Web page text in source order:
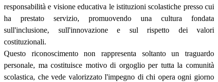
responsabilità e visione educativa le istituzioni scolastiche presso cui
ha prestato servizio, promuovendo una cultura fondata
sull'inclusione, sull'innovazione e sul rispetto dei valori
costituzionali.
Questo riconoscimento non rappresenta soltanto un traguardo
personale, ma costituisce motivo di orgoglio per tutta la comunità
scolastica, che vede valorizzato l'impegno di chi opera ogni giorno